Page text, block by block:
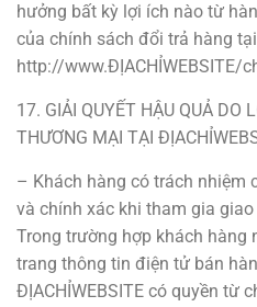
hưởng bất kỳ lợi ích nào từ
của chính sách đổi trả hàng tại
http://www.ĐỊACHỈWEBSITE/
17. GIẢI QUYẾT HẬU QUẢ DO
THƯƠNG MẠI TẠI
– Khách hàng có trách nhiệm
và chính xác khi tham gia giao
Trong trường hợp khách hàng
trang thông tin điện tử bán
ĐỊACHỈWEBSITE có quyền từ